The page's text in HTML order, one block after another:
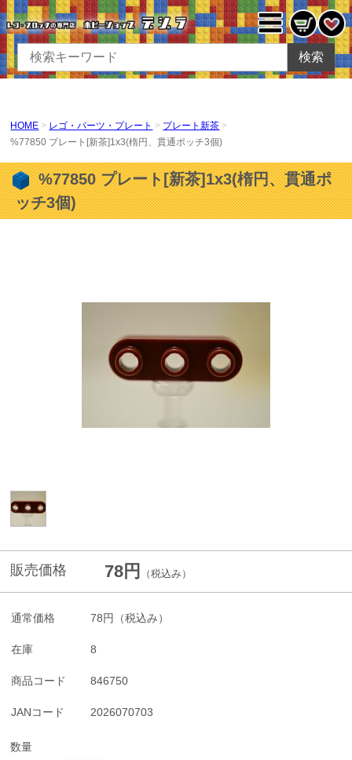
検索
HOME レゴ・パーツ・プレート
プレート新茶
%77850 プレート[新茶]1x3(楕円、貫通ポッチ3個)
%77850 プレート[新茶]1x3(楕円、貫通ポ
ッチ3個)
販売価格 78円 （税込み）
通常価格 78円 （税込み）
在庫 8
商品コード 846750
JANコード 2026070703
数量